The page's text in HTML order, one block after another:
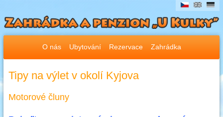
O nás Ubytování Rezervace Zahrádka
Tipy na výlet v okolí Kyjova
Motorové čluny